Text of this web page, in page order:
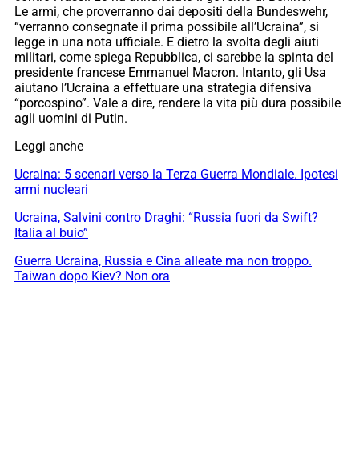
Le armi, che proverranno dai depositi della Bundeswehr,
“verranno consegnate il prima possibile all’Ucraina”, si
legge in una nota ufficiale. E dietro la svolta degli aiuti
militari, come spiega Repubblica, ci sarebbe la spinta del
presidente francese Emmanuel Macron. Intanto, gli Usa
aiutano l’Ucraina a effettuare una strategia difensiva
“porcospino”. Vale a dire, rendere la vita più dura possibile
agli uomini di Putin.
Leggi anche
Ucraina: 5 scenari verso la Terza Guerra Mondiale. Ipotesi
armi nucleari
Ucraina, Salvini contro Draghi: “Russia fuori da Swift?
Italia al buio”
Guerra Ucraina, Russia e Cina alleate ma non troppo.
Taiwan dopo Kiev? Non ora